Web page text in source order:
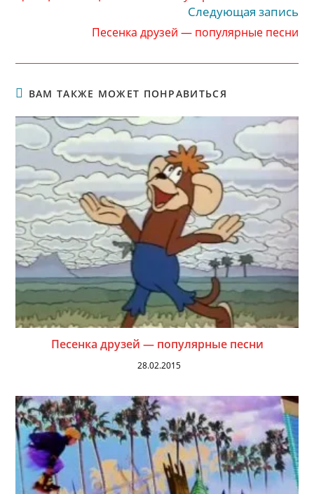
Следующая запись
Песенка друзей — популярные песни
ВАМ ТАКЖЕ МОЖЕТ ПОНРАВИТЬСЯ
Песенка друзей — популярные песни
28.02.2015